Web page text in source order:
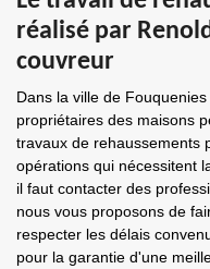
réalisé par
couvreur
Dans la ville de
propriétaires des maisons
travaux de rehaussements
opérations qui nécessitent
il faut contacter des
nous vous proposons de
respecter les délais
pour la garantie d'une